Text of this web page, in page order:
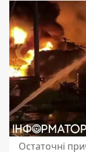
Остаточні